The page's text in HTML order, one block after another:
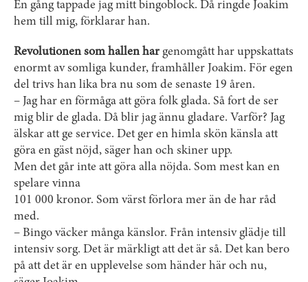
En gång tappade jag mitt bingoblock. Då ringde Joakim
hem till mig, förklarar han.
Revolutionen som hallen hargenomgått har uppskattats
enormt av somliga kunder, framhåller ­Joakim. För egen
del trivs han lika bra nu som de senaste 19 åren.
– Jag har en förmåga att göra folk glada. Så fort de ser
mig blir de glada. Då blir jag ännu gladare. Varför? Jag
älskar att ge service. Det ger en himla skön känsla att
göra en gäst nöjd, säger han och skiner upp.
Men det går inte att göra alla nöjda. Som mest kan en
spelare vinna
101 000 kronor. Som värst förlora mer än de har råd
med.
– Bingo väcker många känslor. Från intensiv glädje till
intensiv sorg. Det är märkligt att det är så. Det kan bero
på att det är en upplevelse som händer här och nu,